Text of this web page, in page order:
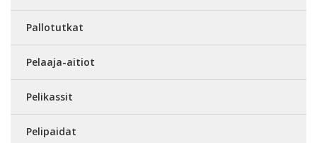
Pallotutkat
Pelaaja-aitiot
Pelikassit
Pelipaidat